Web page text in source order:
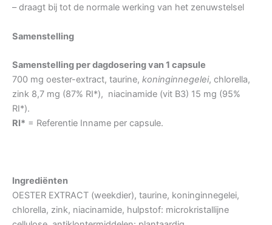
– draagt bij tot de normale werking van het zenuwstelsel
Samenstelling
Samenstelling per dagdosering van 1 capsule
700 mg oester-extract, taurine, koninginnegelei, chlorella,
zink 8,7 mg (87% RI*), niacinamide (vit B3) 15 mg (95%
RI*).
RI* = Referentie Inname per capsule.
Ingrediënten
OESTER EXTRACT (weekdier), taurine, koninginnegelei,
chlorella, zink, niacinamide, hulpstof: microkristallijne